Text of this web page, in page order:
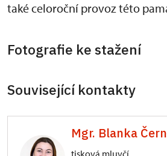
také celoroční provoz této
Fotografie ke stažení
Související kontakty
Mgr. Blanka
tisková mluvčí